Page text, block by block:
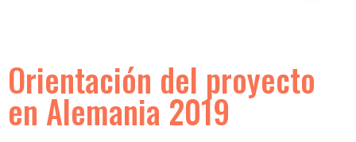
Orientación del proyecto
en Alemania 2019